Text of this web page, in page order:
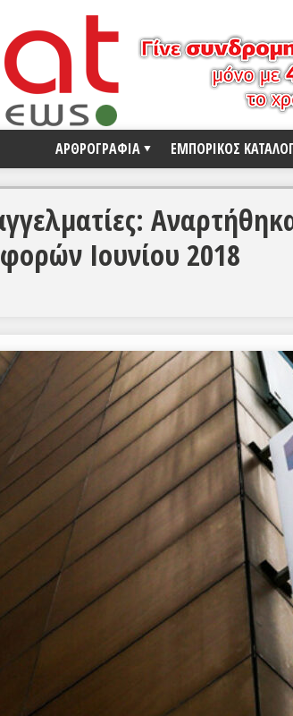
ΑΡΘΡΟΓΡΑΦΙΑ ΕΜΠΟΡΙΚΟΣ
Ιουνίου 2018